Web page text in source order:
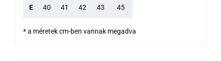
E 40 41 42 43 45
* a méretek cm-ben vannak megadva